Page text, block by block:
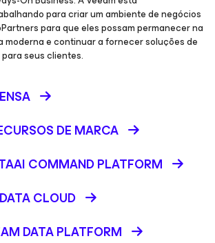
para criar um ambiente de negócios
para que eles possam permanecer na
moderna e continuar a fornecer soluções de
seus clientes.
DE MARCA
COMMAND PLATFORM
CLOUD
DATA PLATFORM